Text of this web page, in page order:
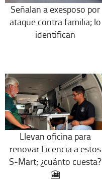
Señalan a exesposo por
ataque contra familia; lo
identifican
Llevan oficina para
renovar Licencia a estos
S-Mart; ¿cuánto cuesta?
🎦